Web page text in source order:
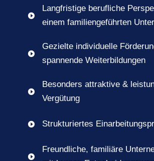

Langfristige berufliche
einem familiengeführten

Gezielte individuelle
spannende Weiterbildungen

Besonders attraktive &
Vergütung
 Strukturiertes

Freundliche, familiäre